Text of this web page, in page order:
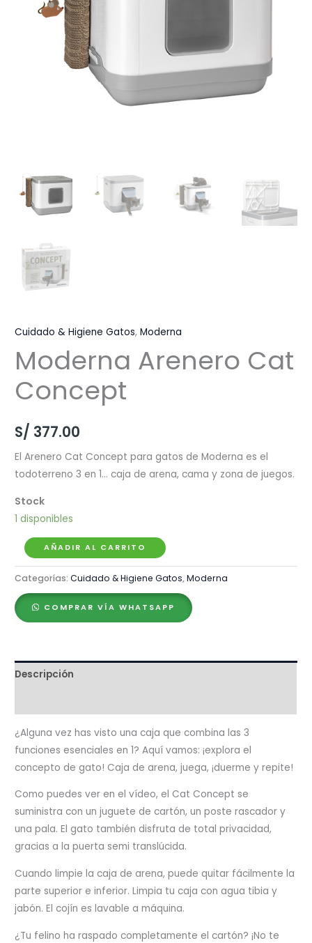
Cuidado & Higiene Gatos,Moderna
Moderna Arenero Cat
Concept
S/ 377.00
El Arenero Cat Concept para gatos de Moderna es el
todoterreno 3 en 1… caja de arena, cama y zona de juegos.
1 disponibles
Moderna
Arenero
Cat
Concept
cantidad
AÑADIR AL CARRITO
Categorías:Cuidado & Higiene Gatos,Moderna
COMPRAR VÍA WHATSAPP
Descripción
¿Alguna vez has visto una caja que combina las 3
funciones esenciales en 1? Aquí vamos: ¡explora el
concepto de gato! Caja de arena, juega, ¡duerme y repite!
Como puedes ver en el vídeo, el Cat Concept se
suministra con un juguete de cartón, un poste rascador y
una pala. El gato también disfruta de total privacidad,
gracias a la puerta semi translúcida.
Cuando limpie la caja de arena, puede quitar fácilmente la
parte superior e inferior. Limpia tu caja con agua tibia y
jabón. El cojín es lavable a máquina.
¿Tu felino ha raspado completamente el cartón? ¡No te